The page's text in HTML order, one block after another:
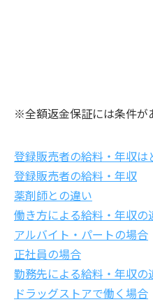
※全額返金保証には条件が
登録販売者の給料・年収は
登録販売者の給料・年収
薬剤師との違い
働き方による給料・年収の
アルバイト・パートの場合
正社員の場合
勤務先による給料・年収の
ドラッグストアで働く場合